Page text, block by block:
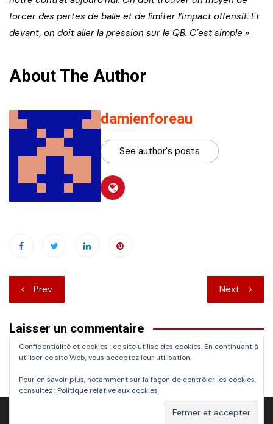
forcer des pertes de balle et de limiter l’impact offensif. Et
devant, on doit aller la pression sur le QB. C’est simple ».
About The Author
damienforeau
See author's posts
Navigation
de
l’article
Prev Next
Laisser un commentaire
Vous devezvous connecterpour publier un commentaire.
Confidentialité et cookies : ce site utilise des cookies. En continuant à
utiliser ce site Web, vous acceptez leur utilisation.
Pour en savoir plus, notamment sur la façon de contrôler les cookies,
consultez : Politique relative aux cookies